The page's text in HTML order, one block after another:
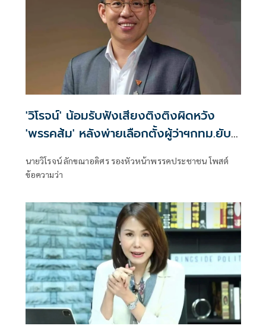
'วิโรจน์' น้อมรับฟังเสียงติงติงผิดหวัง
'พรรคส้ม' หลังพ่ายเลือกตั้งผู้ว่าฯกทม.ยับ
นายวิโรจน์ ลักขณาอดิศร รองหัวหน้าพรรคประชาชน โพสต์
ข้อความว่า